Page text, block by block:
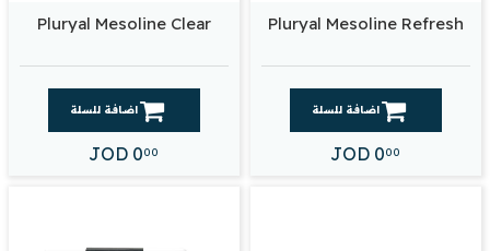
Pluryal Mesoline Refresh
اضافة للسلة
JOD 000
Pluryal Mesoline Clear
اضافة للسلة
JOD 000